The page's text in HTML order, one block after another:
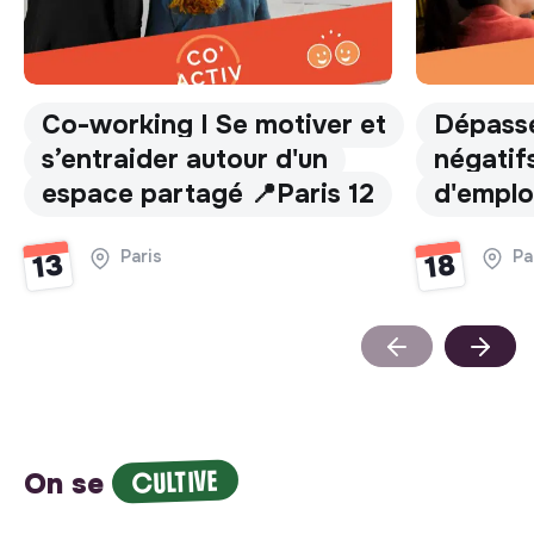
Co-working I Se motiver et
s’entraider autour d'un
espace partagé 📍Paris 12
13 Paris 18
On se CULTIVE